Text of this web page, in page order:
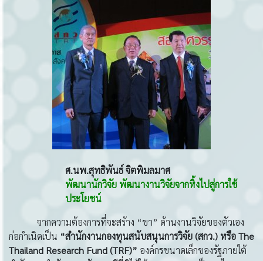
ศ.นพ.สุทธิพันธ์ จิตพิมลมาศ
พัฒนานักวิจัย พัฒนางานวิจัยจากหิ้งไปสู่การใช้
ประโยชน์
จากความต้องการที่จะสร้าง “ขา” ด้านงานวิจัยของตัวเอง
ก่อกำเนิดเป็น “สำนักงานกองทุนสนับสนุนการวิจัย (สกว.) หรือ The
Thailand Research Fund (TRF)” องค์กรขนาดเล็กของรัฐภายใต้